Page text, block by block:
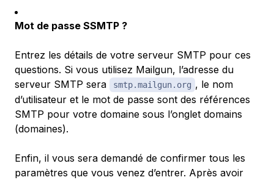
Mot de passe SSMTP ?
Entrez les détails de votre serveur SMTP pour ces
questions. Si vous utilisez Mailgun, l’adresse du
serveur SMTP sera
smtp.mailgun.org , le nom
d’utilisateur et le mot de passe sont des références
SMTP pour votre domaine sous l’onglet domains
(domaines).
Enfin, il vous sera demandé de confirmer tous les
paramètres que vous venez d’entrer. Après avoir